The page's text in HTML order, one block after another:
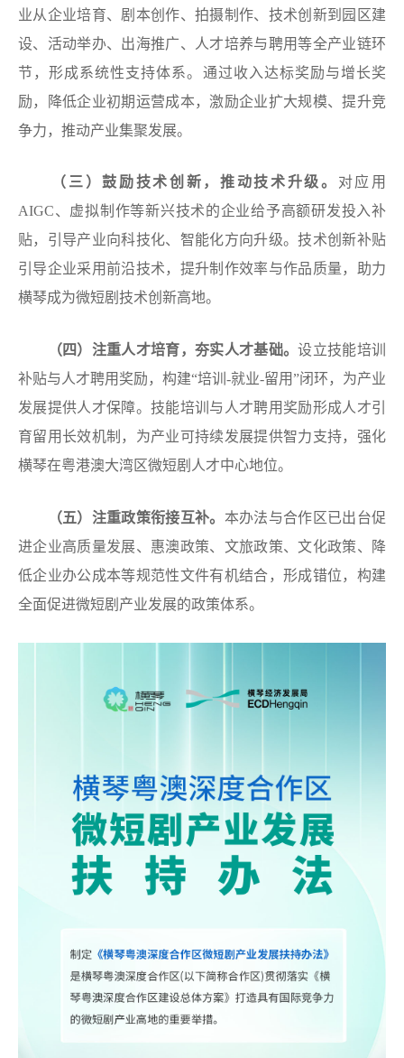
业从企业培育、剧本创作、拍摄制作、技术创新到园区建
设、活动举办、出海推广、人才培养与聘用等全产业链环
节，形成系统性支持体系。通过收入达标奖励与增长奖
励，降低企业初期运营成本，激励企业扩大规模、提升竞
争力，推动产业集聚发展。
（ 三 ）鼓励技术创新 ，推动技术升级。 对应用
AIGC、虚拟制作等新兴技术的企业给予高额研发投入补
贴，引导产业向科技化、智能化方向升级。技术创新补贴
引导企业采用前沿技术，提升制作效率与作品质量，助力
横琴成为微短剧技术创新高地。
（ 四） 注重人才培育，夯实人才基础。设立技能培训
补贴与人才聘用奖励，构建“培训-就业-留用”闭环，为产业
发展提供人才保障。技能培训与人才聘用奖励形成人才引
育留用长效机制，为产业可持续发展提供智力支持，强化
横琴在粤港澳大湾区微短剧人才中心地位。
（五）注重政策衔接互补。 本办法与合作区已出台促
进企业高质量发展、惠澳政策、文旅政策、文化政策、降
低企业办公成本等规范性文件有机结合，形成错位，构建
全面促进微短剧产业发展的政策体系。